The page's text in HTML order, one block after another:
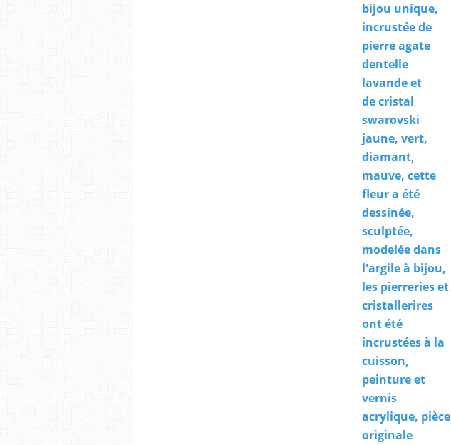
bijou unique,
incrustée de
pierre agate
dentelle
lavande et
de cristal
swarovski
jaune, vert,
diamant,
mauve, cette
fleur a été
dessinée,
sculptée,
modelée dans
l'argile à bijou,
les pierreries et
cristallerires
ont été
incrustées à la
cuisson,
peinture et
vernis
acrylique, pièce
originale